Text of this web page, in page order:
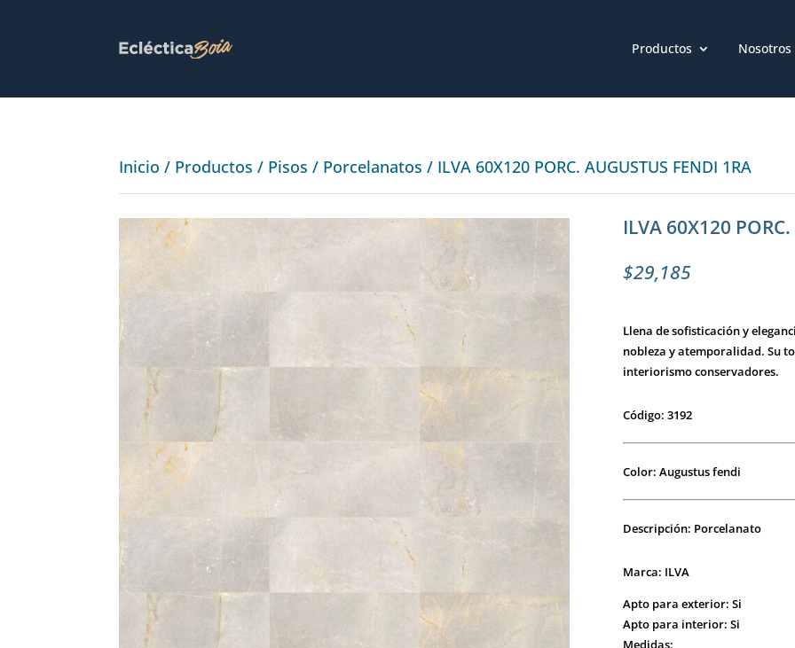
Productos Nosotros
Inicio / Productos / Pisos / Porcelanatos / ILVA 60X120 PORC. AUGUSTUS FENDI 1RA
ILVA 60X120
$29,185
Llena de sofisticación y
nobleza y atemporalidad. Su
interiorismo conservadores.
Código: 3192
Color: Augustus fendi
Descripción: Porcelanato
Marca: ILVA
Apto para exterior: Si
Apto para interior: Si
Medidas: